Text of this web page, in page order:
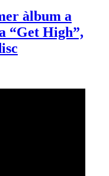
àlbum a
“Get High”,